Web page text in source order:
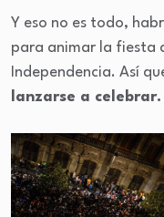
Y eso no es todo,
para animar la fiesta
Independencia. Así
lanzarse a celebrar.